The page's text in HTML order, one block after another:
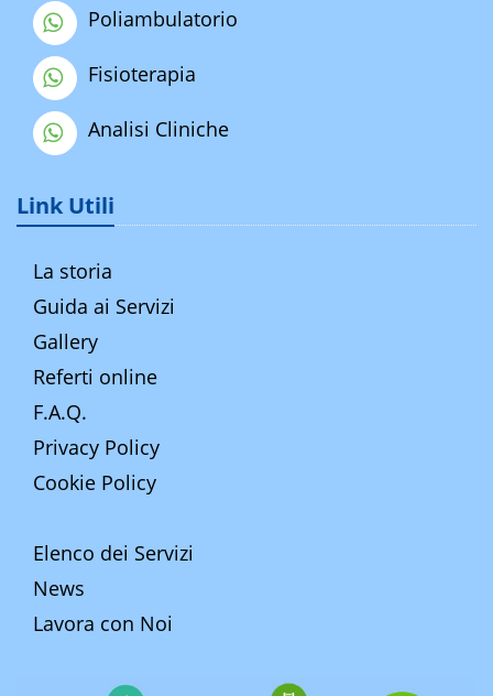
Poliambulatorio
Fisioterapia
Analisi Cliniche
Link Utili
La storia
Guida ai Servizi
Gallery
Referti online
F.A.Q.
Privacy Policy
Cookie Policy
Elenco dei Servizi
News
Lavora con Noi